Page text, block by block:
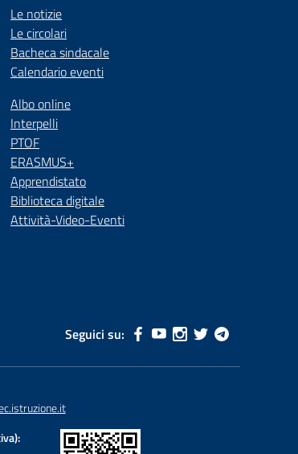
Le notizie
Le circolari
Bacheca sindacale
Calendario eventi
Albo online
Interpelli
PTOF
ERASMUS+
Apprendistato
Biblioteca digitale
Attività-Video-Eventi
Seguici su: